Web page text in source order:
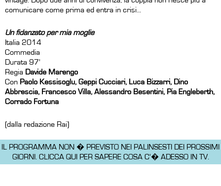
comunicare come prima ed entra in crisi...
Un fidanzato per mia moglie
Italia 2014
Commedia
Durata 97'
Regia Davide Marengo
Con Paolo Kessisoglu, Geppi Cucciari, Luca Bizzarri, Dino
Abbrescia, Francesco Villa, Alessandro Besentini, Pia Engleberth,
Corrado Fortuna
(dalla redazione Rai)
IL PROGRAMMA NON � PREVISTO NEI PALINSESTI DEI PROSSIMI
GIORNI. CLICCA QUI PER SAPERE COSA C'� ADESSO IN TV.